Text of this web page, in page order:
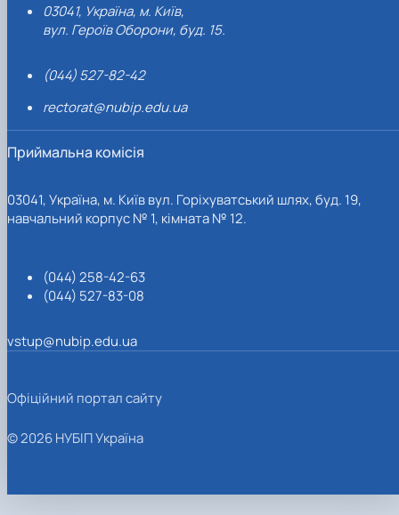
03041, Україна, м. Київ,
вул. Героїв Оборони, буд. 15.
(044) 527-82-42
rectorat@nubip.edu.ua
Приймальна комісія
03041, Україна, м. Київ вул. Горіхуватський шлях, буд. 19,
навчальний корпус № 1, кімната № 12.
(044) 258-42-63
(044) 527-83-08
vstup@nubip.edu.ua
Офіційний портал сайту
© 2026 НУБІП Україна